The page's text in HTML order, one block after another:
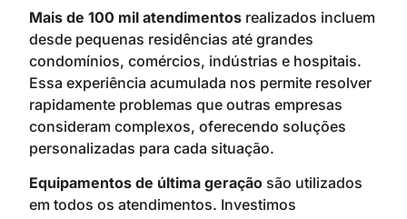
Mais de 100 mil atendimentos realizados incluem
desde pequenas residências até grandes
condomínios, comércios, indústrias e hospitais.
Essa experiência acumulada nos permite resolver
rapidamente problemas que outras empresas
consideram complexos, oferecendo soluções
personalizadas para cada situação.
Equipamentos de última geração são utilizados
em todos os atendimentos. Investimos